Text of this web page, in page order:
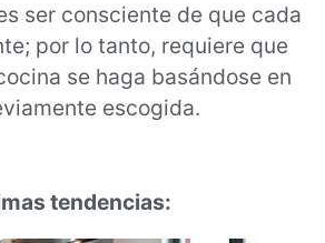
ser consciente de que cada
por lo tanto, requiere que
se haga basándose en
escogida.
tendencias: